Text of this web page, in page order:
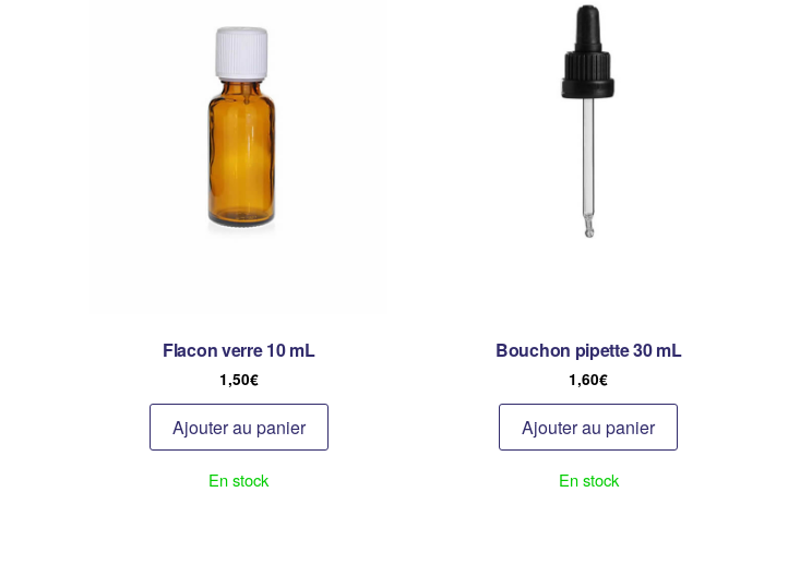
Flacon verre 10 mL
1,50€
Ajouter au panier
En stock
Bouchon pipette 30 mL
1,60€
Ajouter au panier
En stock